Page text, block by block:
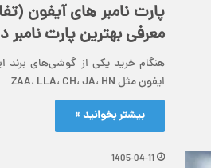
پارت نامبر های آیفون
معرفی بهترین پارت نامبر
هنگام خرید یکی از گوشی‌های برند
ایفون مثل ZAA، LLA، CH، JA، HN…
بیشتر بخوانید »
1405-04-11